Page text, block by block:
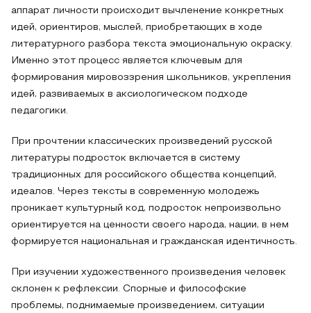
аппарат личности происходит вычленение конкретных
идей, ориентиров, мыслей, приобретающих в ходе
литературного разбора текста эмоциональную окраску.
Именно этот процесс является ключевым для
формирования мировоззрения школьников, укрепления
идей, развиваемых в аксиологическом подходе
педагогики.
При прочтении классических произведений русской
литературы подросток включается в систему
традиционных для российского общества концепций,
идеалов. Через тексты в современную молодежь
проникает культурный код, подросток непроизвольно
ориентируется на ценности своего народа, нации, в нем
формируется национальная и гражданская идентичность.
При изучении художественного произведения человек
склонен к рефлексии. Спорные и философские
проблемы, поднимаемые произведением, ситуации